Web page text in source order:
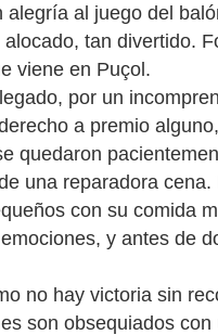
al juego del
tan divertido.
viene en Puçol.
por un
a premio
quedaron
una reparadora
con su comida
y antes de
no hay victoria sin
son obsequiados